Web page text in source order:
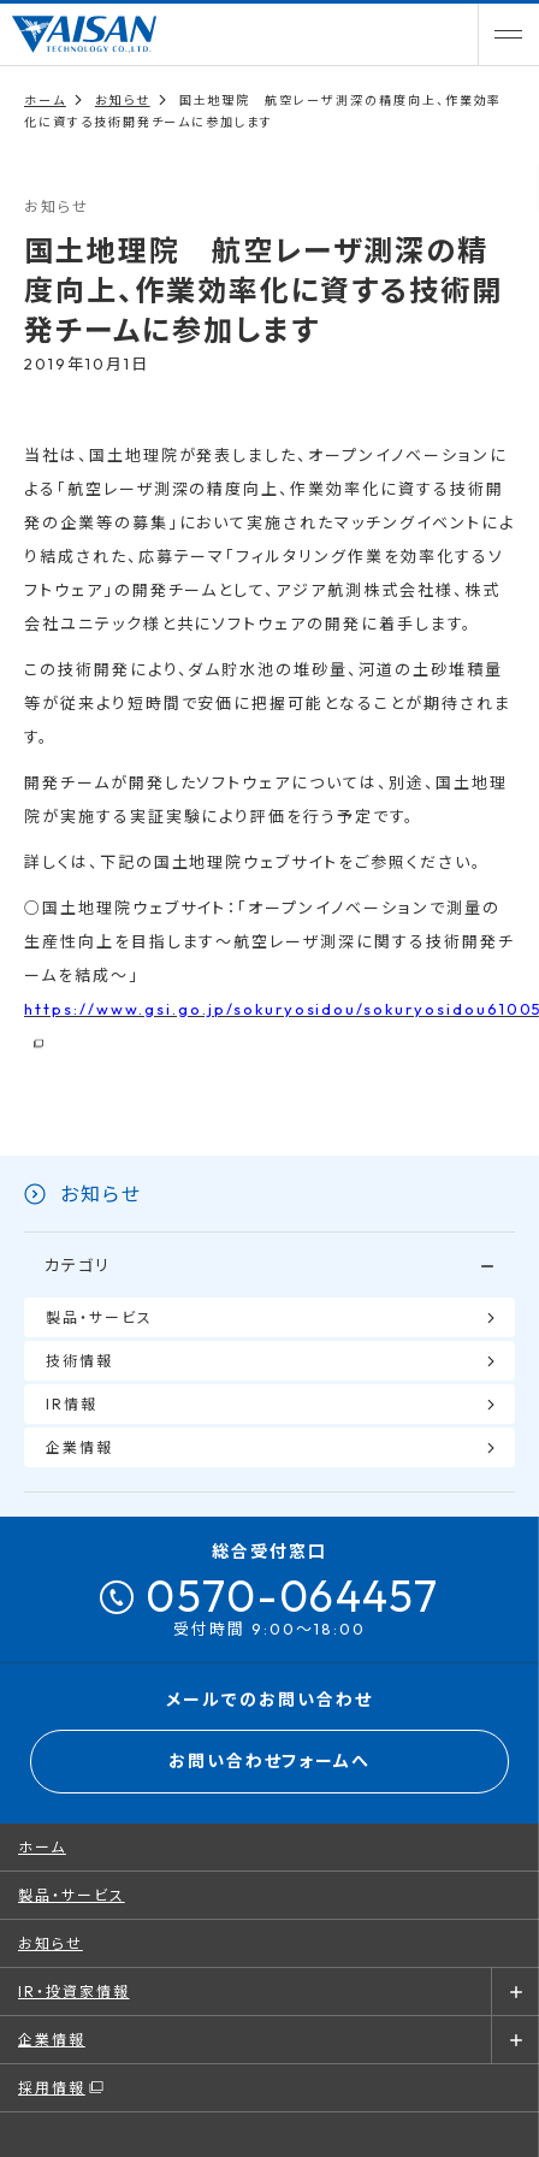
ホーム お知らせ
国土地理院 航空レーザ測深の精度向上、作業効率
化に資する技術開発チームに参加します
お知らせ
国土地理院 航空レーザ測深の精
度向上、作業効率化に資する技術開
発チームに参加します
2019年10月1日
当社は、国土地理院が発表しました、オープンイノベーションに
よる「航空レーザ測深の精度向上、作業効率化に資する技術開
発の企業等の募集」において実施されたマッチングイベントによ
り結成された、応募テーマ「フィルタリング作業を効率化するソ
フトウェア」の開発チームとして、アジア航測株式会社様、株式
会社ユニテック様と共にソフトウェアの開発に着手します。
この技術開発により、ダム貯水池の堆砂量、河道の土砂堆積量
等が従来より短時間で安価に把握可能となることが期待されま
す。
開発チームが開発したソフトウェアについては、別途、国土地理
院が実施する実証実験により評価を行う予定です。
詳しくは、下記の国土地理院ウェブサイトをご参照ください。
○国土地理院ウェブサイト：「オープンイノベーションで測量の
生産性向上を目指します〜航空レーザ測深に関する技術開発チ
ームを結成〜」
https://www.gsi.go.jp/sokuryosidou/
お知らせ
カテゴリ
製品・サービス
技術情報
IR情報
企業情報
総合受付窓口
0570-064457
受付時間 9:00～18:00
メールでのお問い合わせ
お問い合わせフォームへ
ホーム
製品・サービス
お知らせ
IR・投資家情報
企業情報
採用情報